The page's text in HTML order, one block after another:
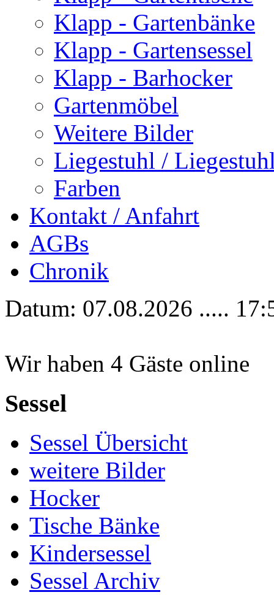
Klapp - Gartenbänke
Klapp - Gartensessel
Klapp - Barhocker
Gartenmöbel
Weitere Bilder
Liegestuhl /
Farben
Kontakt / Anfahrt
AGBs
Chronik
Datum: 07.08.2026 .....
Wir haben 4 Gäste online
Sessel
Sessel Übersicht
weitere Bilder
Hocker
Tische Bänke
Kindersessel
Sessel Archiv